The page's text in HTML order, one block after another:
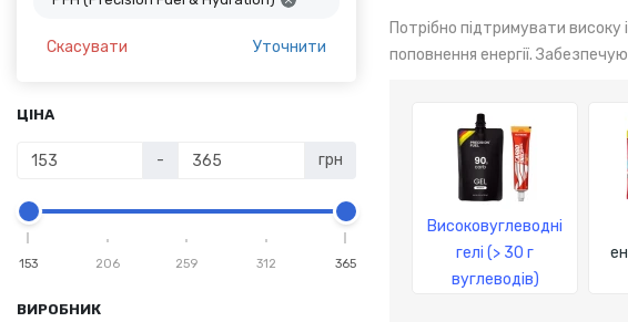
Скасувати Уточнити
ЦІНА
- грн
153 206 259 312 365
ВИРОБНИК
Потрібно підтримувати високу
поповнення енергії.
Високовуглеводні
гелі (> 30 г
вуглеводів)